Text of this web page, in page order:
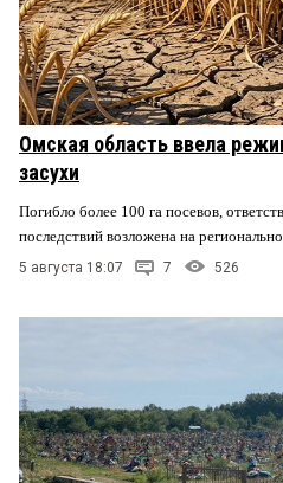
Омская область ввела
засухи
Погибло более 100 га посевов,
последствий возложена на
5 августа 18:07 7 526